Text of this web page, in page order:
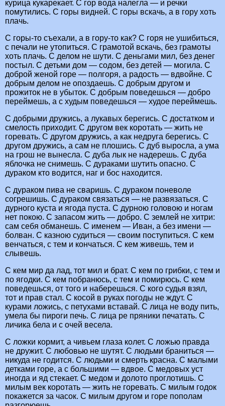
курица кукарекает. С гор вода налегла — и речки
помутились. С горы видней. С горы вскачь, а в гору хоть
плачь.
С горы-то съехали, а в гору-то как? С горя не ушибиться,
с печали не утопиться. С грамотой вскачь, без грамоты
хоть плачь. С делом не шути. С деньгами мил, без денег
постыл. С детьми дом — содом, без детей — могила. С
доброй женой горе — полгоря, а радость — вдвойне. С
добрым делом не опоздаешь. С добрым другом и
прожиток не в убыток. С добрым поведешься — добро
переймешь, а с худым поведешься — худое переймешь.
С добрыми дружись, а лукавых берегись. С достатком и
смелость приходит. С другом век коротать — жить не
горевать. С другом дружись, а как недруга берегись. С
другом дружись, а сам не плошись. С дуб выросла, а ума
на грош не вынесла. С дуба лык не надерешь. С дуба
яблочка не снимешь. С дураками шутить опасно. С
дураком кто водится, наг и бос находится.
С дураком пива не сваришь. С дураком поневоле
согрешишь. С дураком связаться — не развязаться. С
дурного куста и ягода пуста. С дурною головою и ногам
нет покою. С запасом жить — добро. С землей не хитри:
сам себя обманешь. С именем — Иван, а без имени —
болван. С казною судиться — своим поступиться. С кем
венчаться, с тем и кончаться. С кем живешь, тем и
слывешь.
С кем мир да лад, тот мил и брат. С кем по грибки, с тем и
по ягодки. С кем побранюсь, с тем и помирюсь. С кем
поведешься, от того и наберешься. С кого судья взял,
тот и прав стал. С косой в руках погоды не ждут. С
курами ложись, с петухами вставай. С лица не воду пить,
умела бы пироги печь. С лица ре пряники печатать. С
личика бела и с очей весела.
С ложки кормит, а чивьем глаза колет. С ложью правда
не дружит. С любовью не шутят. С людьми браниться —
никуда не годится. С людьми и смерть красна. С малыми
детками горе, а с большими — вдвое. С медовых уст
иногда и яд стекает. С медом и долото проглотишь. С
милым век коротать — жить не горевать. С милым годок
покажется за часок. С милым другом и горе пополам